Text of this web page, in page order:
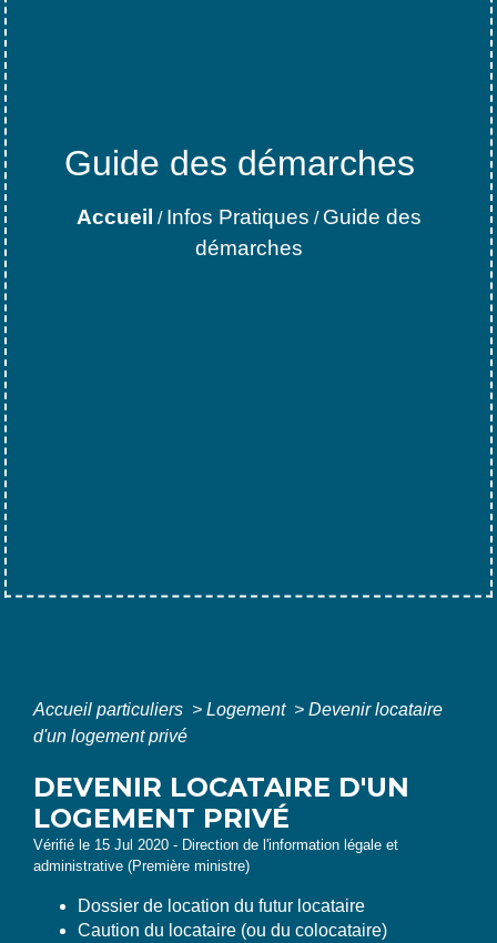
Guide des démarches
Accueil / Infos Pratiques / Guide des
démarches
Accueil particuliers > Logement > Devenir locataire
d'un logement privé
DEVENIR LOCATAIRE D'UN
LOGEMENT PRIVÉ
Vérifié le 15 Jul 2020 - Direction de l'information légale et
administrative (Première ministre)
Dossier de location du futur locataire
Caution du locataire (ou du colocataire)